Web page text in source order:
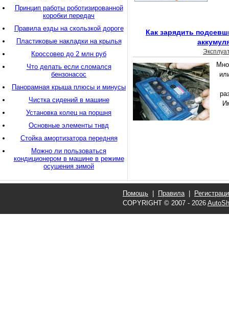
Как зарядить
Принцип работы роботизированной
коробки передач
Правила езды на скользкой дороге
Пластиковые накладки на крылья
Кроссовер до 2 млн руб
Что делать если сломался
бензонасос
Панорамная крыша плюсы и минусы
Чистка сидений в машине
Установка колец на поршня
Основные элементы тнвд
Стойка амортизатора передняя
Можно ли пользоваться
кондиционером в машине в режиме
осушения зимой
Помощь Правила|
COPYRIGHT © 2007 - 2026